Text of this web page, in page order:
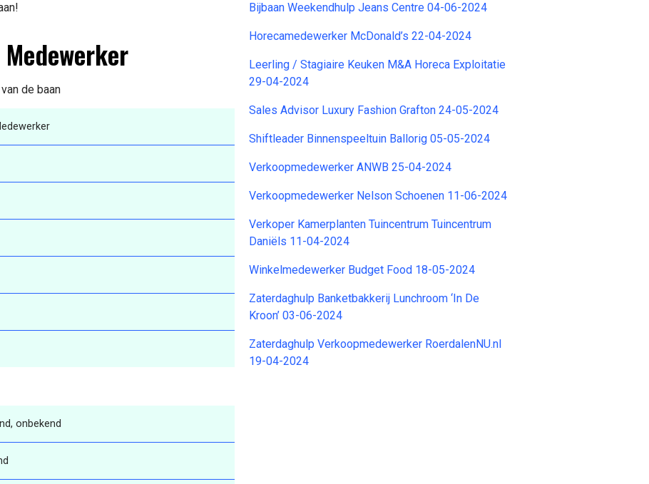
de baan
onbekend
Bijbaan Weekendhulp Jeans Centre 04-06-2024
Horecamedewerker McDonald’s 22-04-2024
Leerling / Stagiaire Keuken M&A Horeca Exploitatie
29-04-2024
Sales Advisor Luxury Fashion Grafton 24-05-2024
Shiftleader Binnenspeeltuin Ballorig 05-05-2024
Verkoopmedewerker ANWB 25-04-2024
Verkoopmedewerker Nelson Schoenen 11-06-2024
Verkoper Kamerplanten Tuincentrum Tuincentrum
Daniëls 11-04-2024
Winkelmedewerker Budget Food 18-05-2024
Zaterdaghulp Banketbakkerij Lunchroom ‘In De
Kroon’ 03-06-2024
Zaterdaghulp Verkoopmedewerker RoerdalenNU.nl
19-04-2024